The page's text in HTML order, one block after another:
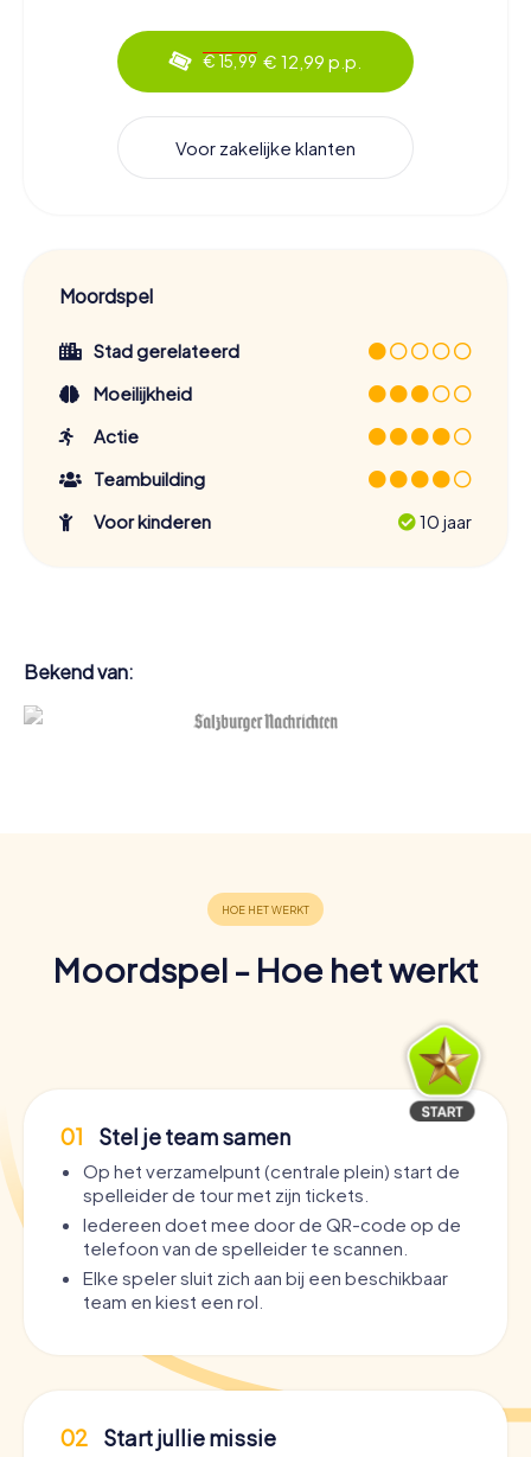
€ 15,99 € 12,99 p.p.
Voor zakelijke klanten
Moordspel
Stad gerelateerd
Moeilijkheid
Actie
Teambuilding
Voor kinderen
10 jaar
Bekend van:
Moordspel - Hoe het werkt
01 Stel je team samen
Op het verzamelpunt (centrale plein) start de
spelleider de tour met zijn tickets.
Iedereen doet mee door de QR-code op de
telefoon van de spelleider te scannen.
Elke speler sluit zich aan bij een beschikbaar
team en kiest een rol.
02 Start jullie missie